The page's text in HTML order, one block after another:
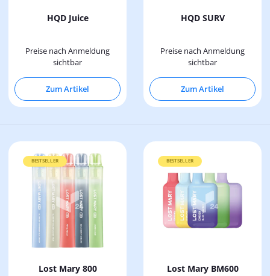
HQD Juice
Preise nach Anmeldung
sichtbar
Zum Artikel
HQD SURV
Preise nach Anmeldung
sichtbar
Zum Artikel
BESTSELLER
Lost Mary 800
BESTSELLER
Lost Mary BM600